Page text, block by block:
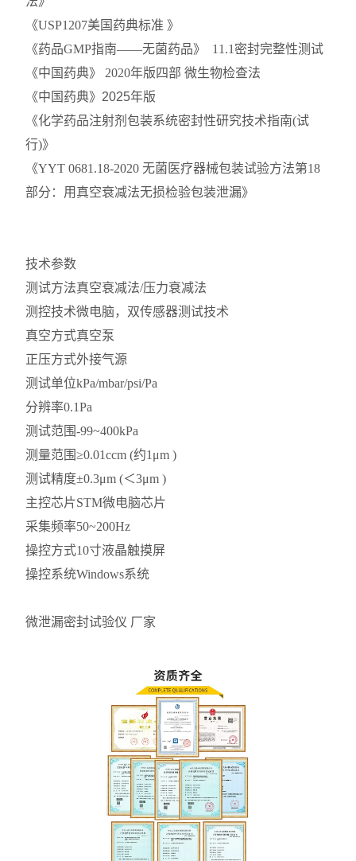
《USP1207美国药典标准 》
《药品GMP指南——无菌药品》 11.1密封完整性测试
《中国药典》 2020年版四部 微生物检查法
《中国药典》2025年版
《化学药品注射剂包装系统密封性研究技术指南(试
行)》
《YYT 0681.18-2020 无菌医疗器械包装试验方法第18
部分：用真空衰减法无损检验包装泄漏》
技术参数
测试方法真空衰减法/压力衰减法
测控技术微电脑，双传感器测试技术
真空方式真空泵
正压方式外接气源
测试单位kPa/mbar/psi/Pa
分辨率0.1Pa
测试范围-99~400kPa
测量范围≥0.01ccm (约1μm )
测试精度±0.3μm (＜3μm )
主控芯片STM微电脑芯片
采集频率50~200Hz
操控方式10寸液晶触摸屏
操控系统Windows系统
微泄漏密封试验仪 厂家